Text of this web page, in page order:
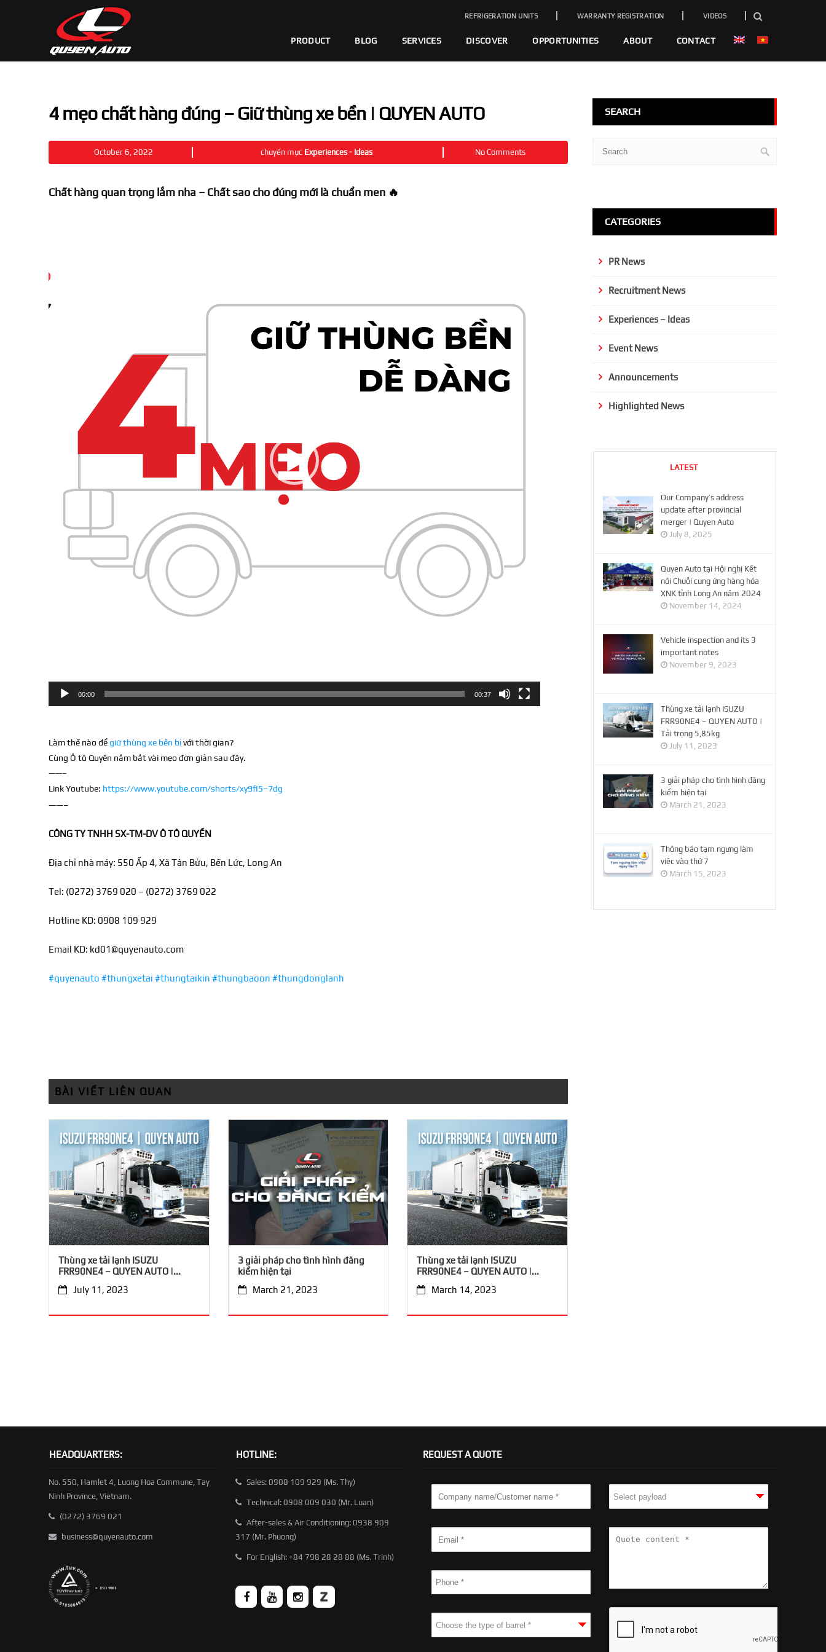
REFRIGERATION UNITS WARRANTY REGISTRATION VIDEOS
PRODUCT BLOG SERVICES DISCOVER OPPORTUNITIES ABOUT CONTACT
4 mẹo chất hàng đúng – Giữ thùng xe bền | QUYEN AUTO
October 6, 2022 chuyên mục Experiences - Ideas No Comments
Chất hàng quan trọng lắm nha – Chất sao cho đúng mới là chuẩn men 🔥
00:00 00:37
Làm thế nào đểgiữ thùng xe bền bỉvới thời gian?
Cùng Ô tô Quyền nắm bắt vài mẹo đơn giản sau đây.
——–
Link Youtube: https://www.youtube.com/shorts/xy9fI5–7dg
——–
CÔNG TY TNHH SX-TM-DV Ô TÔ QUYỀN
Địa chỉ nhà máy: 550 Ấp 4, Xã Tân Bửu, Bến Lức, Long An
Tel: (0272) 3769 020 – (0272) 3769 022
Hotline KD: 0908 109 929
Email KD: kd01@quyenauto.com
#quyenauto #thungxetai #thungtaikin #thungbaoon #thungdonglanh
BÀI VIẾT LIÊN QUAN
Thùng xe tải lạnh ISUZU
FRR90NE4 – QUYEN AUTO |...
July 11, 2023
3 giải pháp cho tình hình đăng
kiểm hiện tại
March 21, 2023
Thùng xe tải lạnh ISUZU
FRR90NE4 – QUYEN AUTO |...
March 14, 2023
SEARCH
CATEGORIES
PR News
Recruitment News
Experiences – Ideas
Event News
Announcements
Highlighted News
LATEST
Our Company’s address
update after provincial
merger | Quyen Auto
July 8, 2025
Quyen Auto tại Hội nghị Kết
nối Chuỗi cung ứng hàng hóa
XNK tỉnh Long An năm 2024
November 14, 2024
Vehicle inspection and its 3
important notes
November 9, 2023
Thùng xe tải lạnh ISUZU
FRR90NE4 – QUYEN AUTO |
Tải trọng 5,85kg
July 11, 2023
3 giải pháp cho tình hình đăng
kiểm hiện tại
March 21, 2023
Thông báo tạm ngưng làm
việc vào thứ 7
March 15, 2023
HEADQUARTERS:
No. 550, Hamlet 4, Luong Hoa Commune, Tay
Ninh Province, Vietnam.
(0272) 3769 021
business@quyenauto.com
HOTLINE:
Sales: 0908 109 929 (Ms. Thy)
Technical: 0908 009 030 (Mr. Luan)
After-sales & Air Conditioning: 0938 909
317 (Mr. Phuong)
For English: +84 798 28 28 88 (Ms. Trinh)
REQUEST A QUOTE